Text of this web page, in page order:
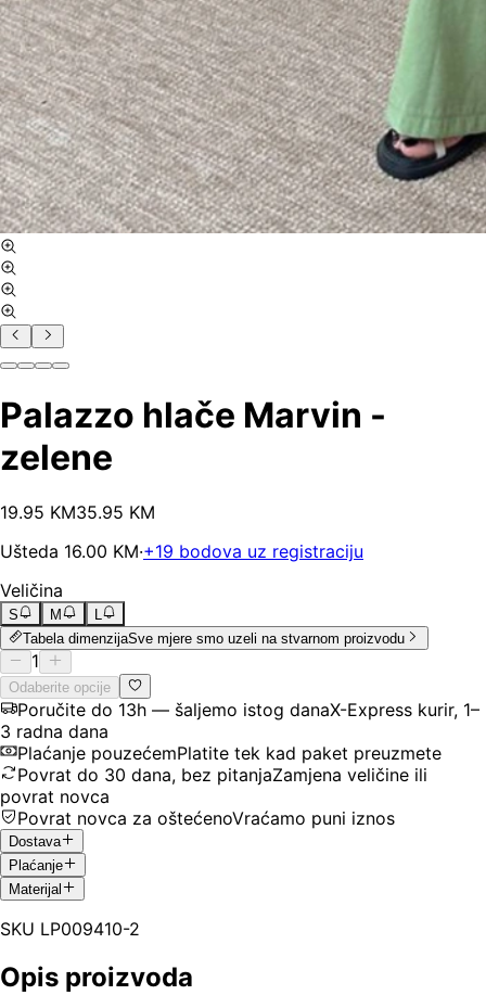
Palazzo hlače Marvin -
zelene
19.95 KM35.95 KM
Ušteda 16.00 KM·+19 bodova uz registraciju
Veličina
S M
L
Tabela dimenzijaSve mjere smo uzeli na stvarnom proizvodu
1
Odaberite opcije
Poručite do 13h — šaljemo istog danaX-Express kurir, 1–
3 radna dana
Plaćanje pouzećemPlatite tek kad paket preuzmete
Povrat do 30 dana, bez pitanjaZamjena veličine ili
povrat novca
Povrat novca za oštećenoVraćamo puni iznos
Dostava
Plaćanje
Materijal
SKU LP009410-2
Opis proizvoda